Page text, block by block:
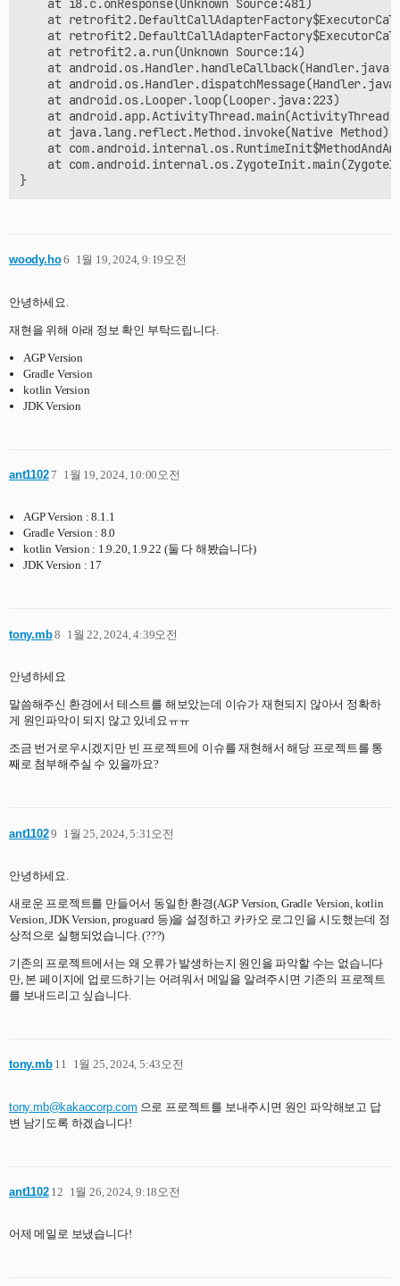
    at i8.c.onResponse(Unknown Source:481)
at
at
    at retrofit2.a.run(Unknown Source:14)
at
at
    at android.os.Looper.loop(Looper.java:223)
at
    at java.lang.reflect.Method.invoke(Native Method)
at
at
}
woody.ho 1월 19, 2024, 9:19오전
6
안녕하세요.
재현을 위해 아래 정보 확인 부탁드립니다.
AGP Version
Gradle Version
kotlin Version
JDK Version
ant1102 1월 19, 2024, 10:00오전
7
AGP Version : 8.1.1
Gradle Version : 8.0
kotlin Version : 1.9.20, 1.9.22 (둘 다 해봤습니다)
JDK Version : 17
tony.mb 1월 22, 2024, 4:39오전
8
안녕하세요
말씀해주신 환경에서 테스트를 해보았는데 이슈가 재현되지 않아서 정확하
게 원인파악이 되지 않고 있네요ㅠㅠ
조금 번거로우시겠지만 빈 프로젝트에 이슈를 재현해서 해당 프로젝트를 통
째로 첨부해주실 수 있을까요?
ant1102 1월 25, 2024, 5:31오전
9
안녕하세요.
새로운 프로젝트를 만들어서 동일한 환경(AGP Version, Gradle Version, kotlin
Version, JDK Version, proguard 등)을 설정하고 카카오 로그인을 시도했는데 정
상적으로 실행되었습니다. (???)
기존의 프로젝트에서는 왜 오류가 발생하는지 원인을 파악할 수는 없습니다
만, 본 페이지에 업로드하기는 어려워서 메일을 알려주시면 기존의 프로젝트
를 보내드리고 싶습니다.
tony.mb 1월 25, 2024, 5:43오전
11
tony.mb@kakaocorp.com 으로 프로젝트를 보내주시면 원인 파악해보고 답
변 남기도록 하겠습니다!
ant1102 1월 26, 2024, 9:18오전
12
어제 메일로 보냈습니다!